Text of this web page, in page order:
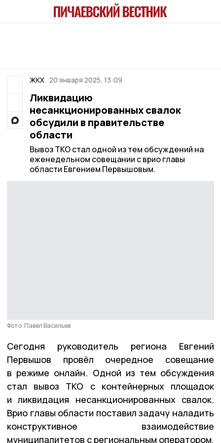
ЖКХ 20 января 2025, 13:09
Ликвидацию
несанкционированных свалок
обсудили в правительстве
области
Вывоз ТКО стал одной из тем обсуждений на
еженедельном совещании с врио главы
области Евгением Первышовым.
Фото: Павел Васильев
Сегодня руководитель региона Евгений
Первышов провёл очередное совещание
в режиме онлайн. Одной из тем обсуждения
стал вывоз ТКО с контейнерных площадок
и ликвидация несанкционированных свалок.
Врио главы области поставил задачу наладить
конструктивное взаимодействие
муниципалитетов с региональным оператором,